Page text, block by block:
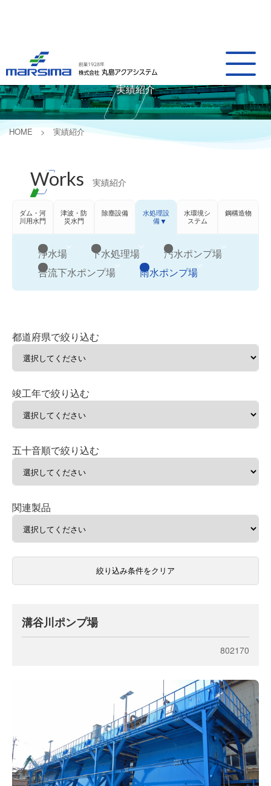
Works
実績紹介
HOME 実績紹介
Works 実績紹介
ダム・河
川用水門
津波・防
災水門
除塵設備
水処理設
備
水環境シ
ステム
鋼構造物
浄水場 下水処理場
汚水ポンプ場
合流下水ポンプ場
雨水ポンプ場
溝谷川ポンプ場
802170
都道府県で絞り込む
竣工年で絞り込む
五十音順で絞り込む
関連製品
絞り込み条件をクリア